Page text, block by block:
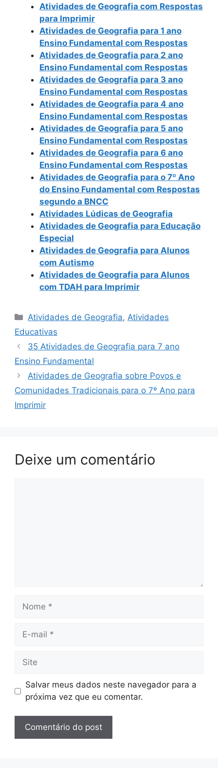
Atividades de Geografia com Respostas
para Imprimir
Atividades de Geografia para 1 ano
Ensino Fundamental com Respostas
Atividades de Geografia para 2 ano
Ensino Fundamental com Respostas
Atividades de Geografia para 3 ano
Ensino Fundamental com Respostas
Atividades de Geografia para 4 ano
Ensino Fundamental com Respostas
Atividades de Geografia para 5 ano
Ensino Fundamental com Respostas
Atividades de Geografia para 6 ano
Ensino Fundamental com Respostas
Atividades de Geografia para o 7º Ano
do Ensino Fundamental com Respostas
segundo a BNCC
Atividades Lúdicas de Geografia
Atividades de Geografia para Educação
Especial
Atividades de Geografia para Alunos
com Autismo
Atividades de Geografia para Alunos
com TDAH para Imprimir
Categorias
Atividades de Geografia,Atividades
Educativas
35 Atividades de Geografia para 7 ano
Ensino Fundamental
Atividades de Geografia sobre Povos e
Comunidades Tradicionais para o 7º Ano para
Imprimir
Deixe um comentário
Nome
Site
Salvar meus dados neste navegador para a
próxima vez que eu comentar.